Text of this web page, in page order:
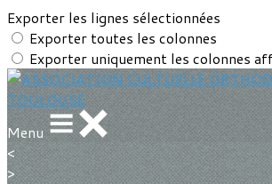
Exporter les lignes sélectionnées
Exporter toutes les colonnes
Exporter uniquement les colonnes
Menu
<
>